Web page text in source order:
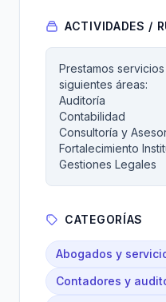
ACTIVIDADES /
Prestamos
siguientes áreas:
Auditoría
Contabilidad
Consultoría y
Fortalecimiento
Gestiones Legales
CATEGORÍAS
Abogados y
Contadores y